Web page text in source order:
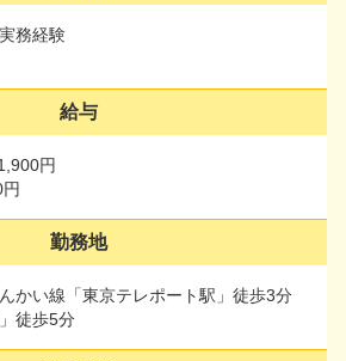
応募資格
給与
円
円
勤務地
かい線「東京テレポート駅」徒歩3分
」徒歩5分
務経験
給与
円
勤務地
かい線「東京テレポート駅」徒歩3分
徒歩5分